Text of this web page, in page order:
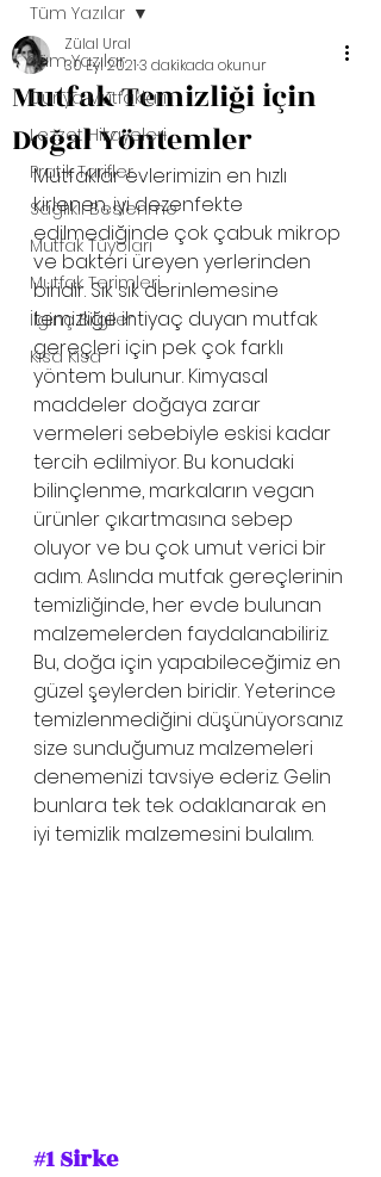
Tüm Yazılar
Dünya Mutfakları
Lezzet Hikayeleri
Pratik Tarifler
Sağlıklı Beslenme
Mutfak Tüyoları
Mutfak Terimleri
İlginç Bilgiler
Kısa Kısa
Tüm Yazılar
Mutfak Temizliği İçin
Doğal Yöntemler
Zülal Ural
30 Eyl 20213 dakikada okunur
Mutfaklar evlerimizin en hızlı
kirlenen, iyi dezenfekte
edilmediğinde çok çabuk mikrop
ve bakteri üreyen yerlerinden
biridir. Sık sık derinlemesine
temizliğe ihtiyaç duyan mutfak
gereçleri için pek çok farklı
yöntem bulunur. Kimyasal
maddeler doğaya zarar
vermeleri sebebiyle eskisi kadar
tercih edilmiyor. Bu konudaki
bilinçlenme, markaların vegan
ürünler çıkartmasına sebep
oluyor ve bu çok umut verici bir
adım. Aslında mutfak gereçlerinin
temizliğinde, her evde bulunan
malzemelerden faydalanabiliriz.
Bu, doğa için yapabileceğimiz en
güzel şeylerden biridir. Yeterince
temizlenmediğini düşünüyorsanız
size sunduğumuz malzemeleri
denemenizi tavsiye ederiz. Gelin
bunlara tek tek odaklanarak en
iyi temizlik malzemesini bulalım.
#1 Sirke